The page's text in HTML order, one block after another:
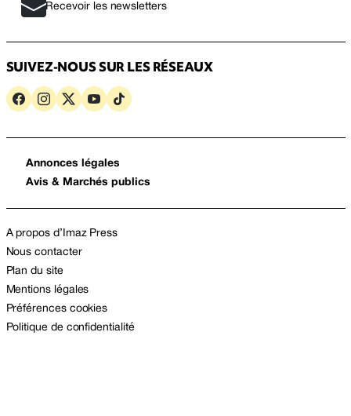
Recevoir les newsletters
SUIVEZ-NOUS SUR LES RÉSEAUX
Annonces légales
Avis & Marchés publics
A propos d’Imaz Press
Nous contacter
Plan du site
Mentions légales
Préférences cookies
Politique de confidentialité